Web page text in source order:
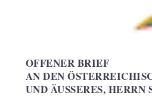
OFFENER BRIEF
AN DEN
UND ÄUSSERES,